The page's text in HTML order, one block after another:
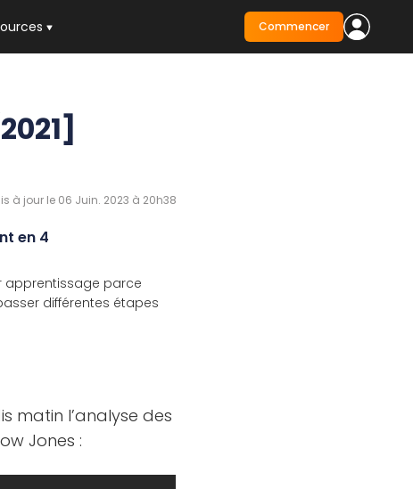
Commencer
à jour le 06 Juin. 2023 à 20h38
en 4
apprentissage parce
différentes étapes
matin l’analyse des
Jones :